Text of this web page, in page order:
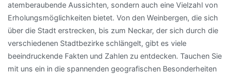
atemberaubende Aussichten, sondern auch eine Vielzahl von
Erholungsmöglichkeiten bietet. Von den Weinbergen, die sich
über die Stadt erstrecken, bis zum Neckar, der sich durch die
verschiedenen Stadtbezirke schlängelt, gibt es viele
beeindruckende Fakten und Zahlen zu entdecken. Tauchen Sie
mit uns ein in die spannenden geografischen Besonderheiten